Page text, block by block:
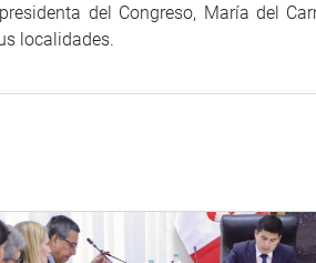
del Congreso, María del
localidades.